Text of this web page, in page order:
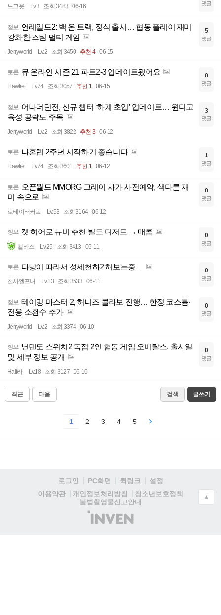
느그읏 Lv.3 조회 3483 06-16 댓글
정보 언레일드2: 백 온 트랙, 정식 출시… 협동 플레이 재미
강화한 스팀 멀티 게임
Jerryworld Lv.2 조회 3450 추천 4 06-15
5
댓글
토론 뮤 온라인 시즌 21 파트2-3 업데이트됐어요
Llawliet Lv.74 조회 3057 추천 1 06-15
0
댓글
정보 어나더던전, 신규 챕터 ‘하계 초입’ 업데이트… 윈디고
육성 공략도 주목
Jerryworld Lv.2 조회 3822 추천 3 06-12
3
댓글
토론 나혼렙 2주년 시작하기 좋습니다
Llawliet Lv.74 조회 3601 추천 1 06-12
1
댓글
토론 오픈월드 MMORG 그레이 사가 사전예약, 색다른 재
미 속으로
로테이터커프 Lv.53 조회 3164 06-12
0
댓글
정보 캣 히어로 뉴비 추천 빌드 디저트 → 매콤
켈라스 Lv.25 조회 3413 06-11
0
댓글
토론 다냥이 따라서 성세천하2 해보는중…
천사엘프녀 Lv.13 조회 3533 06-11
0
댓글
정보 테이밍 마스터 2, 허니즈 콜라보 진행… 한정 코스튬·
전용 소환수 추가
Jerryworld Lv.2 조회 3374 06-10
0
댓글
정보 닌텐도 스위치2 독점 2인 협동 게임 오비탈스, 출시일
및 세부 정보 공개
Half라 Lv.18 조회 3127 06-10
0
댓글
최근 다음 검색 글쓰기
1 2 3 4 5
로그인 PC화면 퀵링크
설정
이용약관
개인정보처리방침
청소년보호정책
불법촬영물신고안내
(주)
인
▲